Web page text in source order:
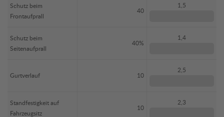
Schutz beim
Frontaufprall
40
1,5
Schutz beim
Seitenaufprall
40%
1,4
Gurtverlauf 10
2,5
Standfestigkeit auf
Fahrzeugsitz
10
2,3